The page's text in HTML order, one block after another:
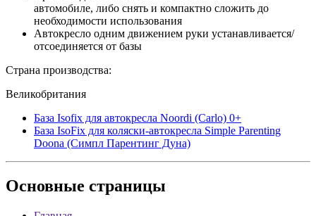
автомобиле, либо снять и компактно сложить до
необходимости использования
Автокресло одним движением руки устанавливается/
отсоединяется от базы
Страна производства:
Великобритания
База Isofix для автокресла Noordi (Carlo) 0+
База IsoFix для коляски-автокресла Simple Parenting
Doona (Симпл Парентинг Дуна)
Основные страницы